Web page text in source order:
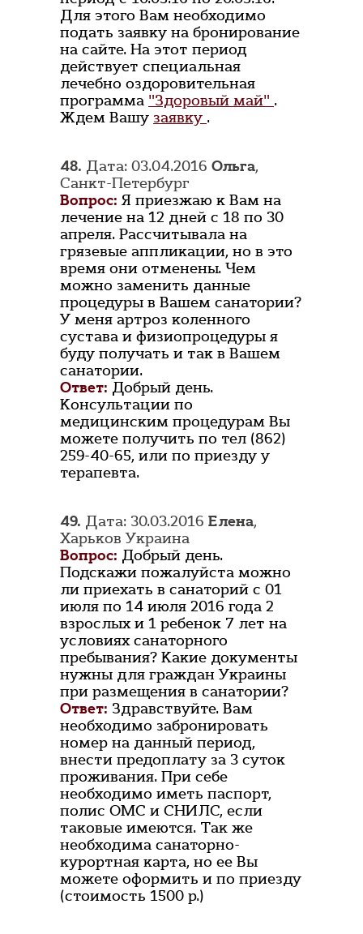
Для этого Вам необходимо
подать заявку на бронирование
на сайте. На этот период
действует специальная
лечебно оздоровительная
программа "Здоровый май" .
Ждем Вашу заявку .
48. Дата: 03.04.2016 Ольга,
Санкт-Петербург
Вопрос: Я приезжаю к Вам на
лечение на 12 дней с 18 по 30
апреля. Рассчитывала на
грязевые аппликации, но в это
время они отменены. Чем
можно заменить данные
процедуры в Вашем санатории?
У меня артроз коленного
сустава и физиопроцедуры я
буду получать и так в Вашем
санатории.
Ответ: Добрый день.
Консультации по
медицинским процедурам Вы
можете получить по тел (862)
259-40-65, или по приезду у
терапевта.
49. Дата: 30.03.2016 Елена,
Харьков Украина
Вопрос: Добрый день.
Подскажи пожалуйста можно
ли приехать в санаторий с 01
июля по 14 июля 2016 года 2
взрослых и 1 ребенок 7 лет на
условиях санаторного
пребывания? Какие документы
нужны для граждан Украины
при размещения в санатории?
Ответ: Здравствуйте. Вам
необходимо забронировать
номер на данный период,
внести предоплату за 3 суток
проживания. При себе
необходимо иметь паспорт,
полис ОМС и СНИЛС, если
таковые имеются. Так же
необходима санаторно-
курортная карта, но ее Вы
можете оформить и по приезду
(стоимость 1500 р.)